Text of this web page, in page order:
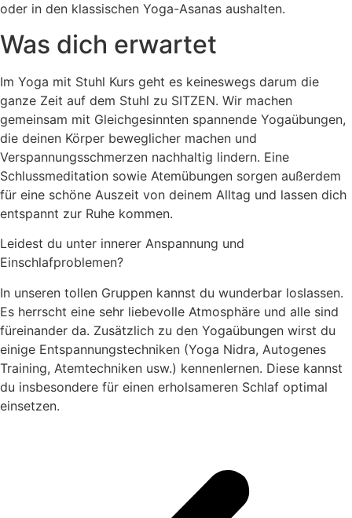
oder in den klassischen Yoga-Asanas aushalten.
Was dich erwartet
Im Yoga mit Stuhl Kurs geht es keineswegs darum die
ganze Zeit auf dem Stuhl zu SITZEN. Wir machen
gemeinsam mit Gleichgesinnten spannende Yogaübungen,
die deinen Körper beweglicher machen und
Verspannungsschmerzen nachhaltig lindern. Eine
Schlussmeditation sowie Atemübungen sorgen außerdem
für eine schöne Auszeit von deinem Alltag und lassen dich
entspannt zur Ruhe kommen.
Leidest du unter innerer Anspannung und
Einschlafproblemen?
In unseren tollen Gruppen kannst du wunderbar loslassen.
Es herrscht eine sehr liebevolle Atmosphäre und alle sind
füreinander da. Zusätzlich zu den Yogaübungen wirst du
einige Entspannungstechniken (Yoga Nidra, Autogenes
Training, Atemtechniken usw.) kennenlernen. Diese kannst
du insbesondere für einen erholsameren Schlaf optimal
einsetzen.